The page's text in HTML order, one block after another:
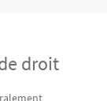
droit